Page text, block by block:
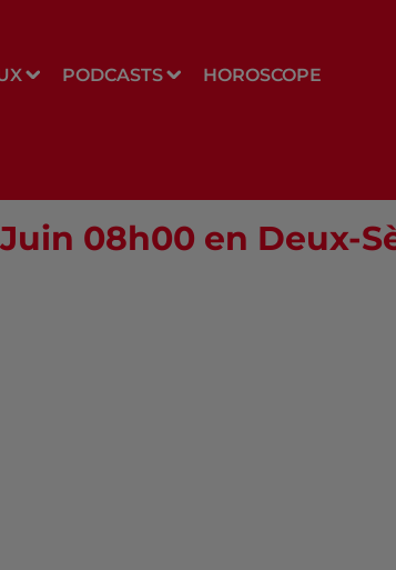
PODCASTS HOROSCOPE
08h00 en Deux-